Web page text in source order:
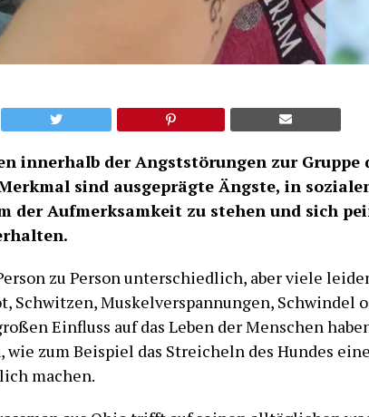
innerhalb der Angststörungen zur Gruppe
sind ausgeprägte Ängste, in
der Aufmerksamkeit zu stehen und sich
zu Person unterschiedlich, aber viele
Schwitzen, Muskelverspannungen, Schwindel
Einfluss auf das Leben der Menschen
wie zum Beispiel das Streicheln des Hundes
machen.